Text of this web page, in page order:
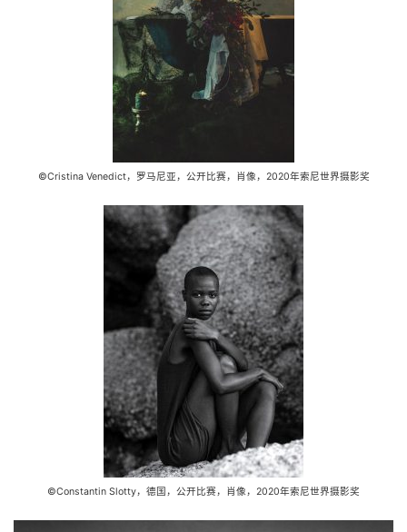
©Cristina Venedict，罗马尼亚，公开比赛，肖像，2020年索尼世界摄影奖
©Constantin Slotty，德国，公开比赛，肖像，2020年索尼世界摄影奖